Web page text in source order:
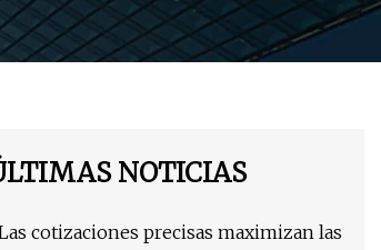
NOTICIAS
cotizaciones precisas maximizan las